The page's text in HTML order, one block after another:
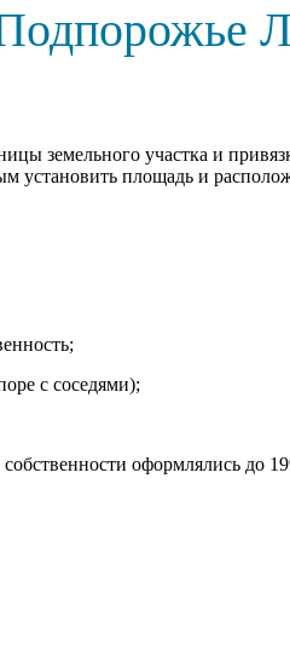
земельного участка и
установить площадь и
с соседями);
оформлялись до